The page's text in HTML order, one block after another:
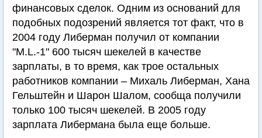
финансовых сделок. Одним из оснований для
подобных подозрений является тот факт, что в
2004 году Либерман получил от компании
"M.L.-1" 600 тысяч шекелей в качестве
зарплаты, в то время, как трое остальных
работников компании – Михаль Либерман, Хана
Гельштейн и Шарон Шалом, сообща получили
только 100 тысяч шекелей. В 2005 году
зарплата Либермана была еще больше.